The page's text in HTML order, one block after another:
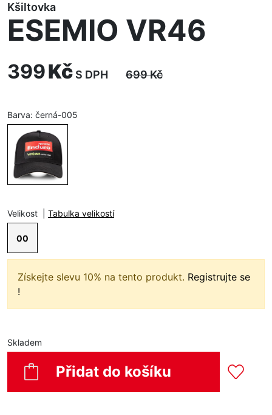
Kšiltovka
ESEMIO VR46
399Kč S DPH 699Kč
Barva: černá-005
Velikost Tabulka velikostí
00
Získejte slevu 10% na tento produkt. Registrujte se
!
Skladem
Přidat do košíku